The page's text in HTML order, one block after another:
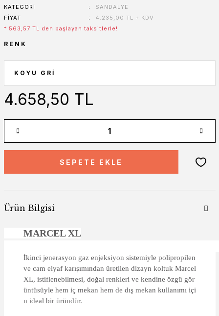
KATEGORI
SANDALYE
FIYAT
4.235,00 TL + KDV
* 563,57 TL den başlayan taksitlerle!
RENK
4.658,50 TL
SEPETE EKLE
Ürün Bilgisi
MARCEL XL
İkinci jenerasyon gaz enjeksiyon sistemiyle polipropilen
ve cam elyaf karışımından üretilen dizayn koltuk Marcel
XL, istiflenebilmesi, doğal renkleri ve kendine özgü gör
üntüsüyle hem iç mekan hem de dış mekan kullanımı içi
n ideal bir üründür.